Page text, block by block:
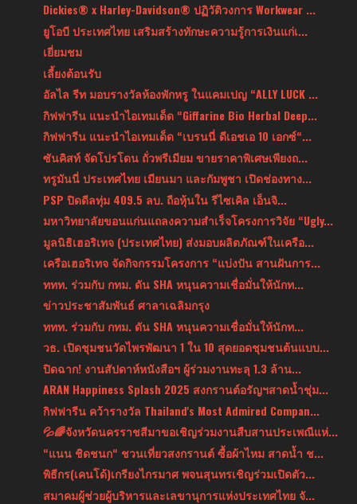
Dickies® x Harley-Davidson® ปฏิวัติวงการ Workwear ...
ยูโอบี ประเทศไทย เสริมสร้างทักษะความรู้การเงินแก่เ...
เยี่ยมชม
เลี้ยงต้อนรับ
อัลไล รีท มอบรางวัลห้องพักหรู ในแคมเปญ “ALLY LUCK ...
กิฟฟารีน แนะนำไอเทมเด็ด “Giffarine Bio Herbal Deep...
กิฟฟารีน แนะนำไอเทมเด็ด “เบรนนี่ ดีเอชเอ 10 เอกซ์“...
ซันคิสท์ จัดโปรโดน ถั่วพรีเมียม ขายราคาพิเศษเพียงถ...
ทรูมันนี่ ประเทศไทย เมียนมา และกัมพูชา เปิดช่องทาง...
PSP ปิดดีลทุ่ม 409.5 ลบ. ถือหุ้นใน รีไซเคิล เอ็นจิ...
มหาวิทยาลัยขอนแก่นแถลงความสำเร็จโครงการวิจัย “Ugly...
มูลนิธิเฮอริเทจ (ประเทศไทย) ส่งมอบผลิตภัณฑ์ในเครือ...
เครือเฮอริเทจ จัดกิจกรรมโครงการ “แบ่งปัน สานฝันการ...
ททท. ร่วมกับ กทม. ดัน SHA หนุนความเชื่อมั่นให้นักท...
ข่าวประชาสัมพันธ์ ศาลาเฉลิมกรุง
ททท. ร่วมกับ กทม. ดัน SHA หนุนความเชื่อมั่นให้นักท...
วธ. เปิดชุมชนวัดไพรพัฒนา 1 ใน 10 สุดยอดชุมชนต้นแบบ...
ปิดฉาก! งานสัปดาห์หนังสือฯ ผู้ร่วมงานทะลุ 1.3 ล้าน...
ARAN Happiness Splash 2025 สงกรานต์อรัญฯสาดน้ำชุ่ม...
กิฟฟารีน คว้ารางวัล Thailand's Most Admired Compan...
💦🌈จังหวัดนครราชสีมาขอเชิญร่วมงานสืบสานประเพณีแห่...
“แนน ชิดชนก“ ชวนเที่ยวสงกรานต์ ซื้อผ้าไหม สาดน้ำ ช...
พิธีกร(เคนโด้)เกรียงไกรมาศ พจนสุนทรเชิญร่วมเปิดตัว...
สมาคมผู้ช่วยผู้บริหารและเลขานุการแห่งประเทศไทย จั...